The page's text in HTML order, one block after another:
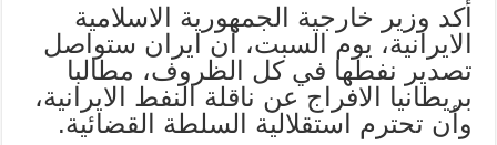
أكد وزير خارجية الجمهورية الاسلامية
الايرانية، يوم السبت، أن ايران ستواصل
تصدير نفطها في كل الظروف، مطالبا
بريطانيا الافراج عن ناقلة النفط الايرانية،
وأن تحترم استقلالية السلطة القضائية.